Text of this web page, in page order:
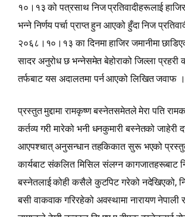
१०।१३ को पत्रसाथ निज प्रतिवादीहरूलाई हाजिर
भन्‍ने निर्णय पर्चा प्राप्‍त हुन आएको हुँदा निज
२०६८।१०।१३ का दिनमा हाजिर जमानीमा
सादर अनुरोध छ भन्‍नेसमेत बेहोराको जिल्ला प्रहरी
तर्फबाट यस अदालतमा पर्न आएको लिखित जवाफ ।
प्रस्तुत मुद्दामा रामकृष्ण बस्नेतसमेतले मेरा पति
कर्तव्य गरी मारेको भनी धनकुमारी बस्नेतको जाहेरी
आएपश्‍चात् अनुसन्धान तहकिकात सुरू भएको प्रस्तुत
कार्यबाट संकलित मिसिल संलग्न कागजातहरूबाट
बस्नेतलाई कोही कसैले कुटपिट गरेको नदेखिएको,
बसी वाकवाक गरिरहेको अवस्थामा नारायण नेपाली